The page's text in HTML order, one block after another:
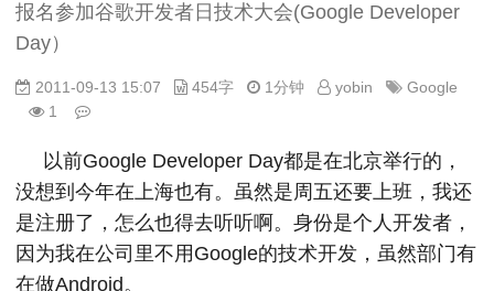
报名参加谷歌开发者日技术大会(Google Developer
Day）
2011-09-13 15:07 454字 1分钟 yobin
Google
1
以前Google Developer Day都是在北京举行的，
没想到今年在上海也有。虽然是周五还要上班，我还
是注册了，怎么也得去听听啊。身份是个人开发者，
因为我在公司里不用Google的技术开发，虽然部门有
在做Android。